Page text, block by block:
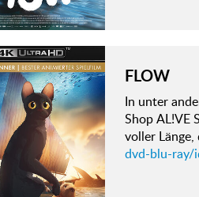
FLOW
In unter
Shop AL!VE
voller
dvd-blu-